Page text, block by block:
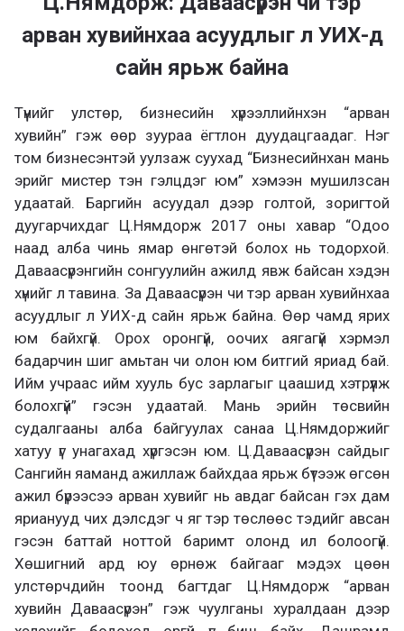
арван хувийнхаа асуудлыг л УИХ-д
сайн ярьж байна
Түүнийг улстөр, бизнесийн хүрээллийнхэн “арван
хувийн” гэж өөр зуураа ёгтлон дуудацгаадаг. Нэг
том бизнесэнтэй уулзаж суухад “Бизнесийнхан мань
эрийг мистер тэн гэлцдэг юм” хэмээн мушилзсан
удаатай. Баргийн асуудал дээр голтой, зоригтой
дуугарчихдаг Ц.Нямдорж 2017 оны хавар “Одоо
наад алба чинь ямар өнгөтэй болох нь тодорхой.
Даваасүрэнгийн сонгуулийн ажилд явж байсан хэдэн
хүнийг л тавина. За Даваасүрэн чи тэр арван хувийнхаа
асуудлыг л УИХ-д сайн ярьж байна. Өөр чамд ярих
юм байхгүй. Орох оронгүй, оочих аягагүй хэрмэл
бадарчин шиг амьтан чи олон юм битгий яриад бай.
Ийм учраас ийм хууль бус зарлагыг цаашид хэтрүүлж
болохгүй” гэсэн удаатай. Мань эрийн төсвийн
судалгааны алба байгуулах санаа Ц.Нямдоржийг
хатуу үг унагахад хүргэсэн юм. Ц.Даваасүрэн сайдыг
Сангийн яаманд ажиллаж байхдаа ярьж бүтээж өгсөн
ажил бүрээсээ арван хувийг нь авдаг байсан гэх дам
ярианууд чих дэлсдэг ч яг тэр төслөөс тэдийг авсан
гэсэн баттай ноттой баримт олонд ил болоогүй.
Хөшигний ард юу өрнөж байгааг мэдэх цөөн
улстөрчдийн тоонд багтдаг Ц.Нямдорж “арван
хувийн Даваасүрэн” гэж чуулганы хуралдаан дээр